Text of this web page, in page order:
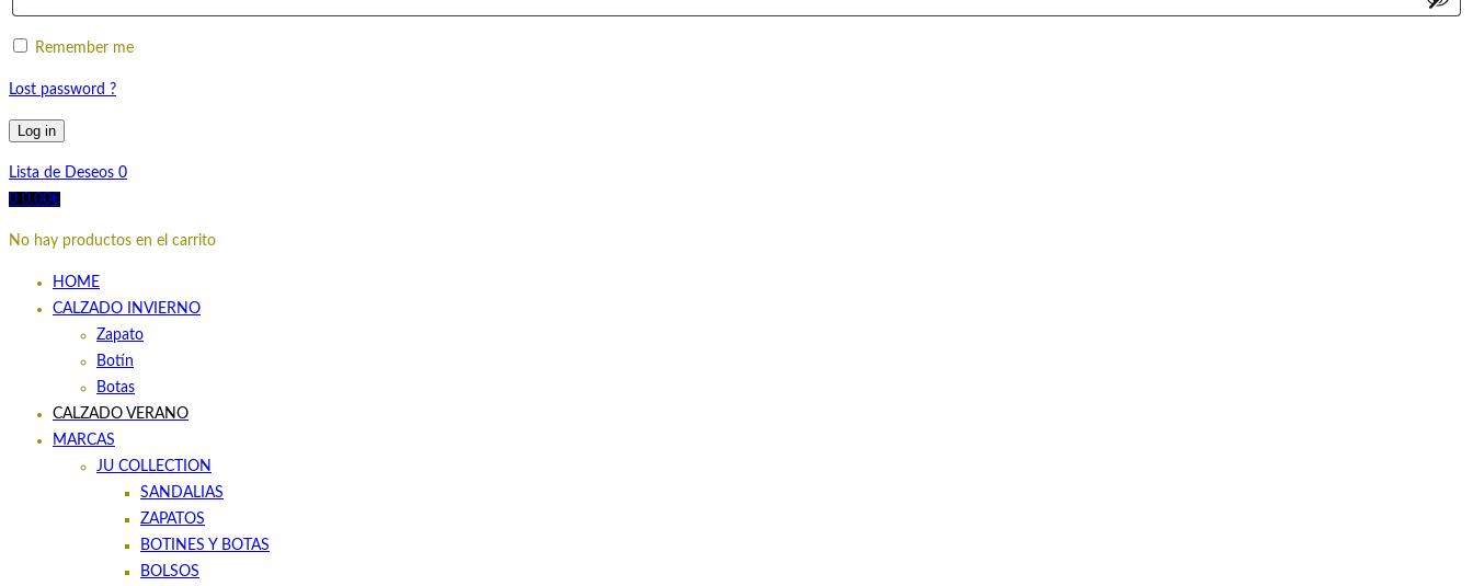
Remember me
Lost password ?
Log in
Lista de Deseos 0
0 0.00€
No hay productos en el carrito
HOME
CALZADO INVIERNO
Zapato
Botín
Botas
CALZADO VERANO
MARCAS
JU COLLECTION
SANDALIAS
ZAPATOS
BOTINES Y BOTAS
BOLSOS